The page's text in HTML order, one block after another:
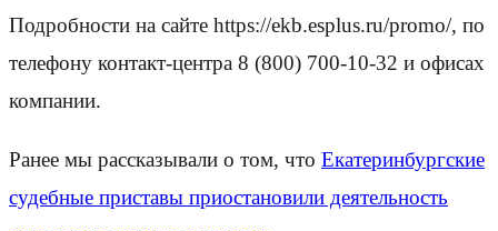
Подробности на сайте https://ekb.esplus.ru/promo/, по
телефону контакт-центра 8 (800) 700-10-32 и офисах
компании.
Ранее мы рассказывали о том, что Екатеринбургские
судебные приставы приостановили деятельность